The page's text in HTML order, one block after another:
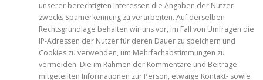
unserer berechtigten Interessen die Angaben der Nutzer
zwecks Spamerkennung zu verarbeiten. Auf derselben
Rechtsgrundlage behalten wir uns vor, im Fall von Umfragen die
IP-Adressen der Nutzer für deren Dauer zu speichern und
Cookies zu verwenden, um Mehrfachabstimmungen zu
vermeiden. Die im Rahmen der Kommentare und Beiträge
mitgeteilten Informationen zur Person, etwaige Kontakt- sowie